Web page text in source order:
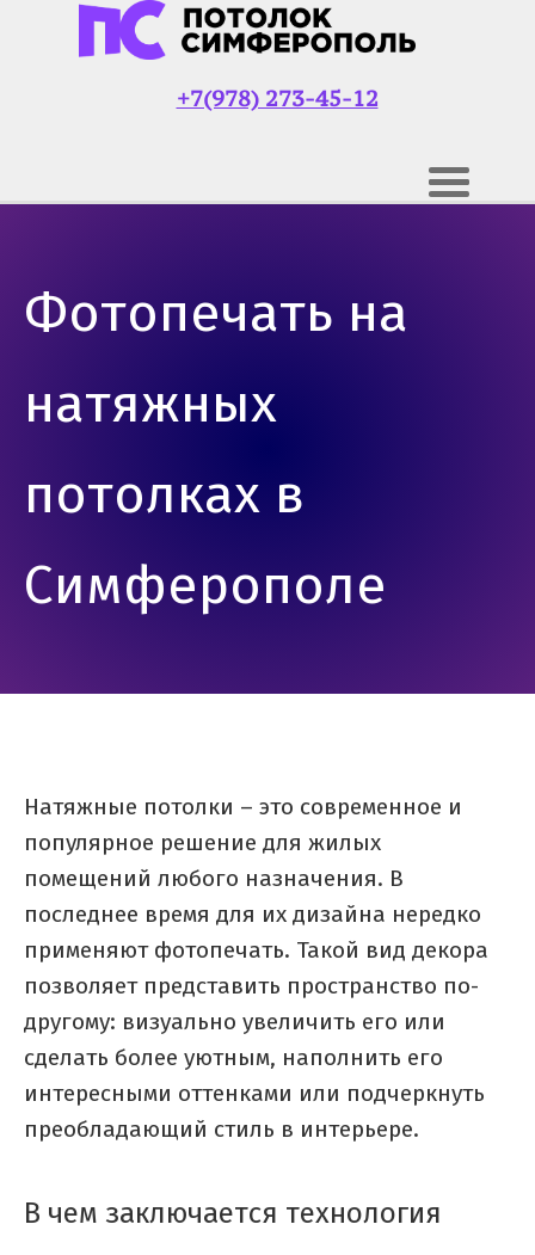
+7(978) 273-45-12
Фотопечать на
натяжных
потолках в
Симферополе
Натяжные потолки – это современное и
популярное решение для жилых
помещений любого назначения. В
последнее время для их дизайна нередко
применяют фотопечать. Такой вид декора
позволяет представить пространство по-
другому: визуально увеличить его или
сделать более уютным, наполнить его
интересными оттенками или подчеркнуть
преобладающий стиль в интерьере.
В чем заключается технология